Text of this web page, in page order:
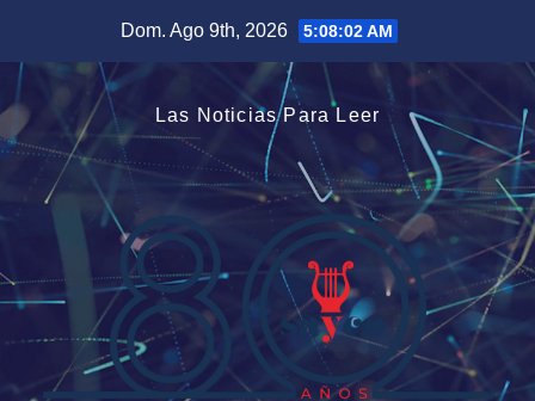
contenido
Dom. Ago 9th, 2026 5:08:03 AM
Las Noticias Para Leer